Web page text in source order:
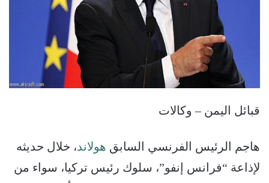
قبائل اليمن – وكالات
هاجم الرئيس الفرنسي السابق هولاند، خلال حديثه
لإذاعة “فرانس إنفو”، سلوك رئيس تركيا، سواء من